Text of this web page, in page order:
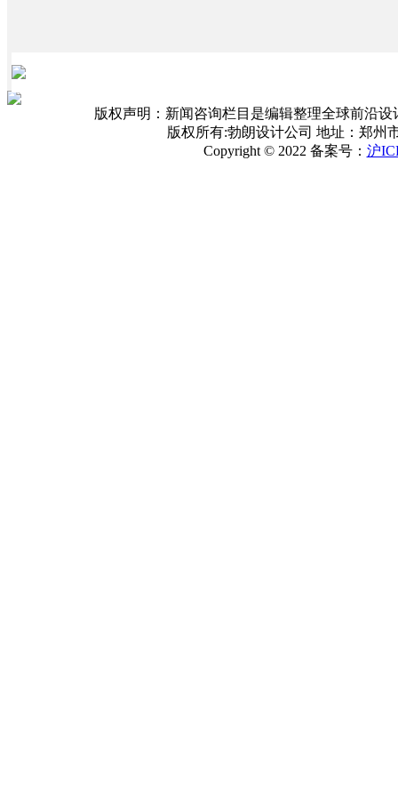
版权声明：新闻咨询栏目是编辑整理全球前沿
版权所有:勃朗设计公司 地址：郑州
Copyright © 2022 备案号： 沪